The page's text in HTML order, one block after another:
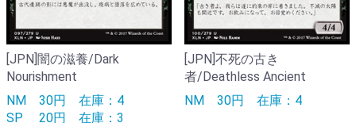
[JPN]闇の滋養/Dark
Nourishment
NM 30円 在庫：4
SP
20円 在庫：3
[JPN]不死の古き
者/Deathless Ancient
NM 30円 在庫：4